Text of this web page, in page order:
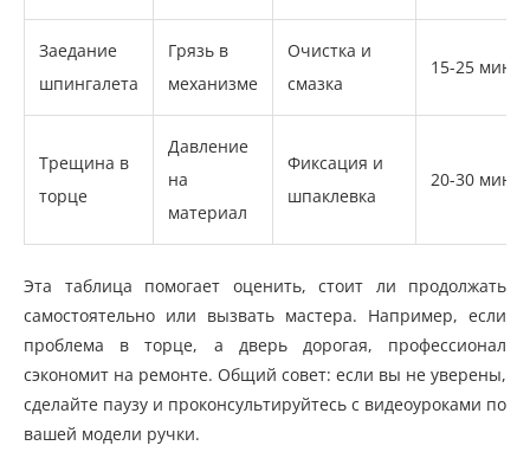
Заедание
шпингалета
Грязь в
механизме
Очистка и
смазка
15-25 мин
Трещина в
торце
Давление
на
материал
Фиксация и
шпаклевка
20-30 мин
Эта таблица помогает оценить, стоит ли продолжать
самостоятельно или вызвать мастера. Например, если
проблема в торце, а дверь дорогая, профессионал
сэкономит на ремонте. Общий совет: если вы не уверены,
сделайте паузу и проконсультируйтесь с видеоуроками по
вашей модели ручки.